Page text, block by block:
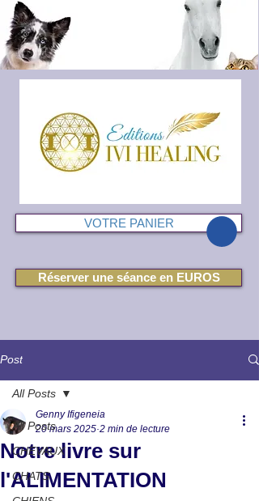
VOTRE PANIER
Réserver une séance en EUROS
Post
All Posts
CHEVAUX
CHATS
All Posts
Notre livre sur
l'ALIMENTATION
Genny Ifigeneia
20 mars 2025 2 min de lecture